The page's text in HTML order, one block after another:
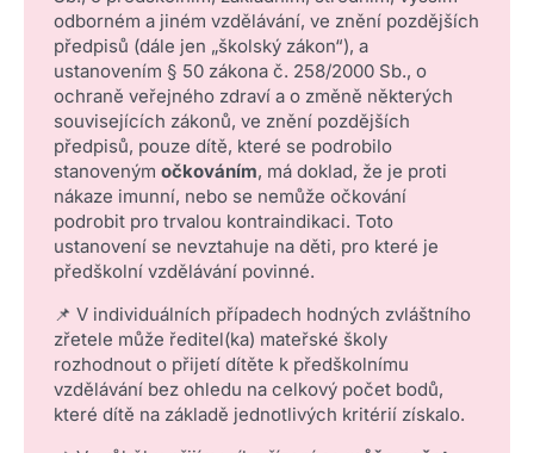
odborném a jiném vzdělávání, ve znění pozdějších
předpisů (dále jen „školský zákon“), a
ustanovením § 50 zákona č. 258/2000 Sb., o
ochraně veřejného zdraví a o změně některých
souvisejících zákonů, ve znění pozdějších
předpisů, pouze dítě, které se podrobilo
stanoveným očkováním, má doklad, že je proti
nákaze imunní, nebo se nemůže očkování
podrobit pro trvalou kontraindikaci. Toto
ustanovení se nevztahuje na děti, pro které je
předškolní vzdělávání povinné.
📌 V individuálních případech hodných zvláštního
zřetele může ředitel(ka) mateřské školy
rozhodnout o přijetí dítěte k předškolnímu
vzdělávání bez ohledu na celkový počet bodů,
které dítě na základě jednotlivých kritérií získalo.